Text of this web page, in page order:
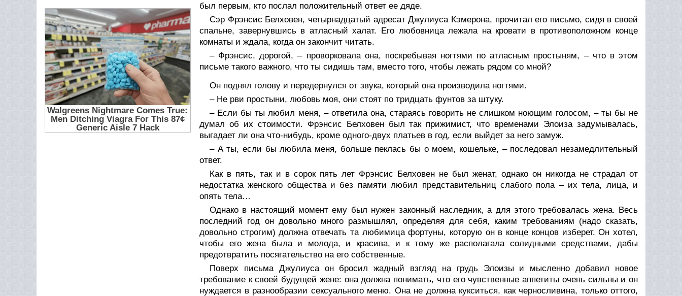
был первым, кто послал положительный ответ ее дяде.
Сэр Фрэнсис Белховен, четырнадцатый адресат Джулиуса Кэмерона, прочитал его письмо, сидя в своей
спальне, завернувшись в атласный халат. Его любовница лежала на кровати в противоположном конце
комнаты и ждала, когда он закончит читать.
– Фрэнсис, дорогой, – проворковала она, поскребывая ногтями по атласным простыням, – что в этом
письме такого важного, что ты сидишь там, вместо того, чтобы лежать рядом со мной?
Он поднял голову и передернулся от звука, который она производила ногтями.
– Не рви простыни, любовь моя, они стоят по тридцать фунтов за штуку.
– Если бы ты любил меня, – ответила она, стараясь говорить не слишком ноющим голосом, – ты бы не
думал об их стоимости. Фрэнсис Белховен был так прижимист, что временами Элоиза задумывалась,
выгадает ли она что-нибудь, кроме одного-двух платьев в год, если выйдет за него замуж.
– А ты, если бы любила меня, больше пеклась бы о моем, кошельке, – последовал незамедлительный
ответ.
Как в пять, так и в сорок пять лет Фрэнсис Белховен не был женат, однако он никогда не страдал от
недостатка женского общества и без памяти любил представительниц слабого пола – их тела, лица, и
опять тела…
Однако в настоящий момент ему был нужен законный наследник, а для этого требовалась жена. Весь
последний год он довольно много размышлял, определяя для себя, каким требованиям (надо сказать,
довольно строгим) должна отвечать та любимица фортуны, которую он в конце концов изберет. Он хотел,
чтобы его жена была и молода, и красива, и к тому же располагала солидными средствами, дабы
предотвратить посягательство на его собственные.
Поверх письма Джулиуса он бросил жадный взгляд на грудь Элоизы и мысленно добавил новое
требование к своей будущей жене: она должна понимать, что его чувственные аппетиты очень сильны и он
нуждается в разнообразии сексуального меню. Она не должна кукситься, как черносливина, только оттого,